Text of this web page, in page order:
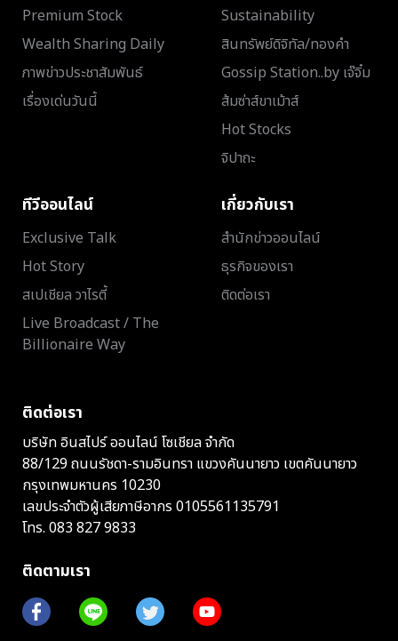
Premium Stock
Wealth Sharing Daily
ภาพข่าวประชาสัมพันธ์
เรื่องเด่นวันนี้
Sustainability
สินทรัพย์ดิจิทัล/ทองคำ
Gossip Station..by เจ๊จิ๋ม
ส้มซ่าส์ขาเม้าส์
Hot Stocks
จิปาถะ
ทีวีออนไลน์
Exclusive Talk
Hot Story
สเปเชียล วาไรตี้
Live Broadcast / The
Billionaire Way
เกี่ยวกับเรา
สำนักข่าวออนไลน์
ธุรกิจของเรา
ติดต่อเรา
ติดต่อเรา
บริษัท อินสไปร์ ออนไลน์ โซเชียล จำกัด
88/129 ถนนรัชดา-รามอินทรา แขวงคันนายาว เขตคันนายาว
กรุงเทพมหานคร 10230
เลขประจำตัวผู้เสียภาษีอากร 0105561135791
โทร. 083 827 9833
ติดตามเรา